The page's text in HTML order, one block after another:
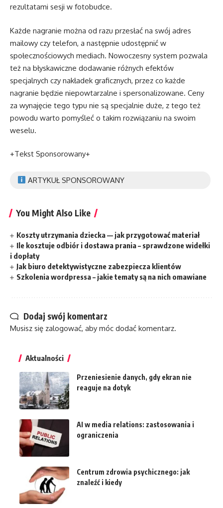
rezultatami sesji w fotobudce.
Każde nagranie można od razu przesłać na swój adres
mailowy czy telefon, a następnie udostępnić w
społecznościowych mediach. Nowoczesny system pozwala
też na błyskawiczne dodawanie różnych efektów
specjalnych czy nakładek graficznych, przez co każde
nagranie będzie niepowtarzalne i spersonalizowane. Ceny
za wynajęcie tego typu nie są specjalnie duże, z tego też
powodu warto pomyśleć o takim rozwiązaniu na swoim
weselu.
+Tekst Sponsorowany+
ARTYKUŁ SPONSOROWANY
You Might Also Like
Koszty utrzymania dziecka — jak przygotować materiał
Ile kosztuje odbiór i dostawa prania – sprawdzone widełki
i dopłaty
Jak biuro detektywistyczne zabezpiecza klientów
Szkolenia wordpressa – jakie tematy są na nich omawiane
Dodaj swój komentarz
Musisz się zalogować, aby móc dodać komentarz.
Aktualności
Przeniesienie danych, gdy ekran nie
reaguje na dotyk
AI w media relations: zastosowania i
ograniczenia
Centrum zdrowia psychicznego: jak
znaleźć i kiedy